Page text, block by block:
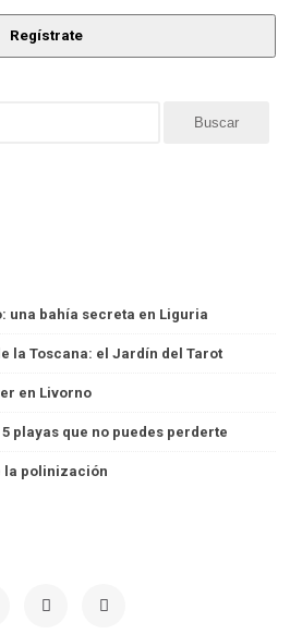
Regístrate
una bahía secreta en Liguria
la Toscana: el Jardín del Tarot
en Livorno
playas que no puedes perderte
la polinización